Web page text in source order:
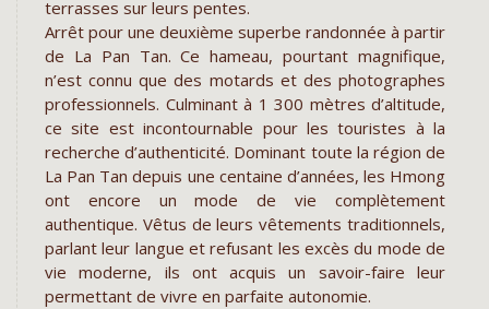
terrasses sur leurs pentes.
Arrêt pour une deuxième superbe randonnée à partir
de La Pan Tan. Ce hameau, pourtant magnifique,
n’est connu que des motards et des photographes
professionnels. Culminant à 1 300 mètres d’altitude,
ce site est incontournable pour les touristes à la
recherche d’authenticité. Dominant toute la région de
La Pan Tan depuis une centaine d’années, les Hmong
ont encore un mode de vie complètement
authentique. Vêtus de leurs vêtements traditionnels,
parlant leur langue et refusant les excès du mode de
vie moderne, ils ont acquis un savoir-faire leur
permettant de vivre en parfaite autonomie.